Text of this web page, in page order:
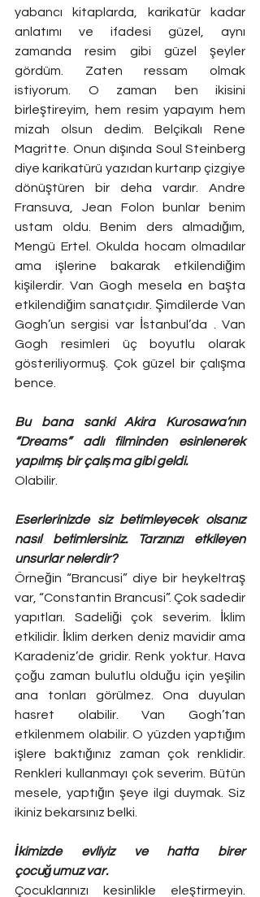
yabancı kitaplarda, karikatür kadar
anlatımı ve ifadesi güzel, aynı
zamanda resim gibi güzel şeyler
gördüm. Zaten ressam olmak
istiyorum. O zaman ben ikisini
birleştireyim, hem resim yapayım hem
mizah olsun dedim. Belçikalı Rene
Magritte. Onun dışında Soul Steinberg
diye karikatürü yazıdan kurtarıp çizgiye
dönüştüren bir deha vardır. Andre
Fransuva, Jean Folon bunlar benim
ustam oldu. Benim ders almadığım,
Mengü Ertel. Okulda hocam olmadılar
ama işlerine bakarak etkilendiğim
kişilerdir. Van Gogh mesela en başta
etkilendiğim sanatçıdır. Şimdilerde Van
Gogh’un sergisi var İstanbul’da . Van
Gogh resimleri üç boyutlu olarak
gösteriliyormuş. Çok güzel bir çalışma
bence.
Bu bana sanki Akira Kurosawa’nın
“Dreams” adlı filminden esinlenerek
yapılmış bir çalışma gibi geldi.
Olabilir.
Eserlerinizde siz betimleyecek olsanız
nasıl betimlersiniz. Tarzınızı etkileyen
unsurlar nelerdir?
Örneğin “Brancusi” diye bir heykeltraş
var, “Constantin Brancusi”. Çok sadedir
yapıtları. Sadeliği çok severim. İklim
etkilidir. İklim derken deniz mavidir ama
Karadeniz’de gridir. Renk yoktur. Hava
çoğu zaman bulutlu olduğu için yeşilin
ana tonları görülmez. Ona duyulan
hasret olabilir. Van Gogh’tan
etkilenmem olabilir. O yüzden yaptığım
işlere baktığınız zaman çok renklidir.
Renkleri kullanmayı çok severim. Bütün
mesele, yaptığın şeye ilgi duymak. Siz
ikiniz bekarsınız belki.
İkimizde evliyiz ve hatta birer
çocuğumuz var.
Çocuklarınızı kesinlikle eleştirmeyin.